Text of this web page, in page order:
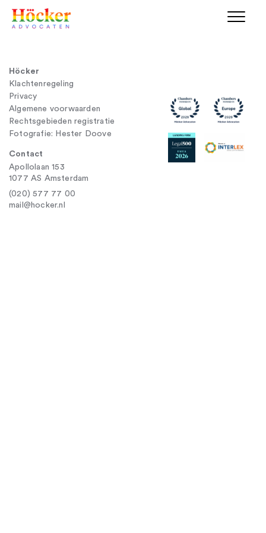
Höcker
Klachtenregeling
Privacy
Algemene voorwaarden
Rechtsgebieden registratie
Fotografie: Hester Doove
Contact
Apollolaan 153
1077 AS Amsterdam
(020) 577 77 00
mail@hocker.nl